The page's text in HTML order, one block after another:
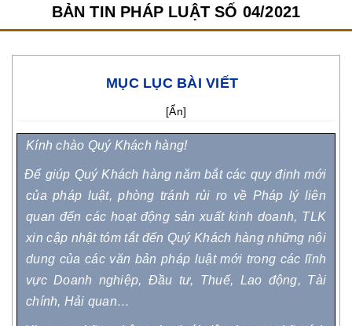
ĐÀO TẠO TUYỂN DỤNG
BẢN TIN PHÁP LUẬT SỐ 04/2021
MỤC LỤC BÀI VIẾT
[Ẩn]
Kính chào Quý Khách hàng!
Để giúp Quý Khách hàng năm bắt các quy định mới
của pháp luật, phòng tránh rủi ro về Pháp lý liên
quan đến các hoạt động sản xuất kinh doanh, TLK
xin cập nhật tóm tắt đến Quý Khách hàng những nội
dung của các văn bản pháp luật mới trong các lĩnh
vực Doanh nghiệp, Đầu tư, Thuế, Lao động, Tài
chính, Hải quan…